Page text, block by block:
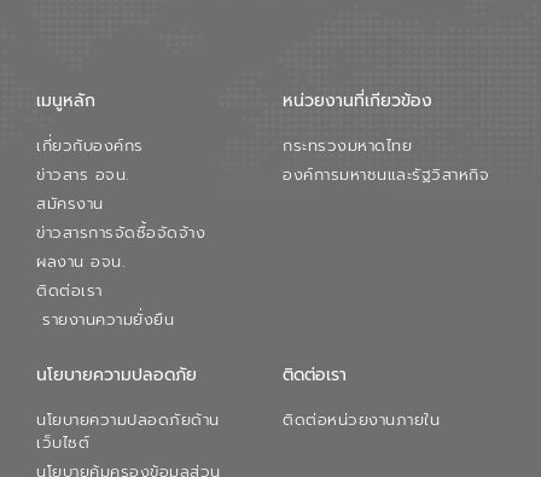
เมนูหลัก
เกี่ยวกับองค์กร
ข่าวสาร อจน.
สมัครงาน
ข่าวสารการจัดซื้อจัดจ้าง
ผลงาน อจน.
ติดต่อเรา
รายงานความยั่งยืน
หน่วยงานที่เกียวข้อง
กระทรวงมหาดไทย
องค์การมหาชนและรัฐวิสาหกิจ
นโยบายความปลอดภัย
นโยบายความปลอดภัยด้าน
เว็บไซต์
นโยบายคุ้มครองข้อมูลส่วน
ติดต่อเรา
ติดต่อหน่วยงานภายใน